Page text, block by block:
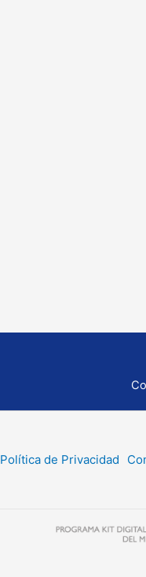
Política de Privacidad